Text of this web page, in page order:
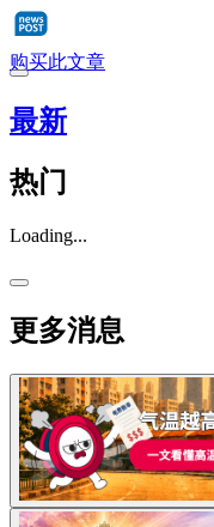
购买此文章
最新
热门
Loading...
更多消息